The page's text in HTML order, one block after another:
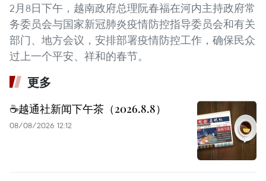
2月8日下午，越南政府总理阮春福在河内主持政府常
务委员会与国家新冠肺炎疫情防控指导委员会和有关
部门、地方会议，安排部署疫情防控工作，确保民众
过上一个平安、祥和的春节。
更多
☕️越通社新闻下午茶（2026.8.8）
08/08/2026 12:12